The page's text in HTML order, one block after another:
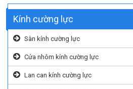
Kính cường lực
Sàn kính cường lực
Cửa nhôm kính cường lực
Lan can kính cường lực